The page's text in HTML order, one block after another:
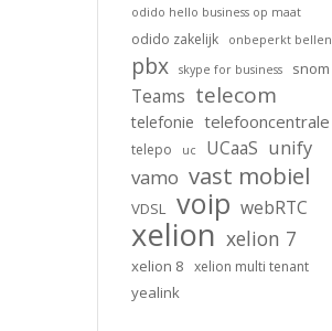
odido hello business op maat
odido zakelijk onbeperkt bellen
pbx skype for business snom
Teams telecom
telefonie telefooncentrale
telepo uc UCaaS unify
vamo vast mobiel
VDSL voip webRTC
xelion xelion 7
xelion 8 xelion multi tenant
yealink